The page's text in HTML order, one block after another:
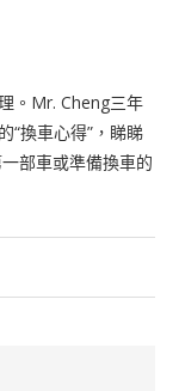
。Mr. Cheng三年
“換車心得”，睇睇
部車或準備換車的